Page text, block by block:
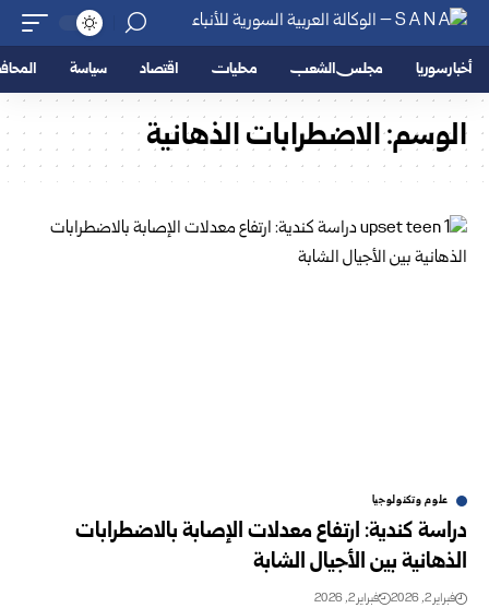
أخبار سوريا مجلس الشعب محليات اقتصاد سياسة
الوسم:الاضطرابات الذهانية
علوم وتكنولوجيا
دراسة كندية: ارتفاع معدلات الإصابة بالاضطرابات
الذهانية بين الأجيال الشابة
فبراير 2, 2026 فبراير 2, 2026